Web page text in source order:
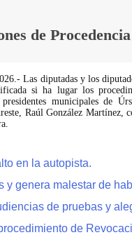
de
Las diputadas y los
si ha lugar los
municipales de
Raúl González Martínez,
en la autopista.
y genera malestar de
de pruebas y
de